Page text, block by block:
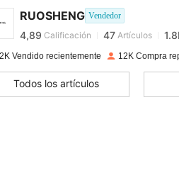
RUOSHENG Vendedor
4,89 Calificación 47 Artículos
4,89
Vendido recientemente 12K Compra
Todos los artículos